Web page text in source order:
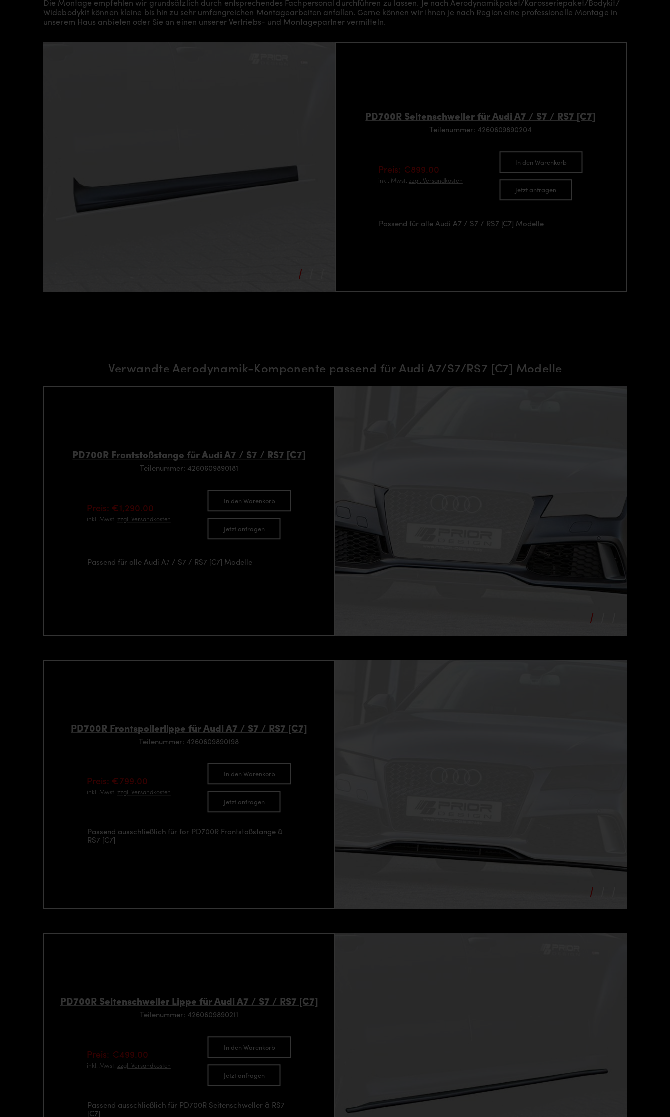
Die Montage empfehlen wir grundsätzlich durch entsprechendes Fachpersonal durchführen zu lassen. Je nach Aerodynamikpaket/Karosseriepaket/Bodykit/
Widebodykit können kleine bis hin zu sehr umfangreichen Montagearbeiten anfallen. Gerne können wir Ihnen je nach Region eine professionelle Montage in
unserem Haus anbieten oder Sie an einen unserer Vertriebs- und Montagepartner vermitteln.
PD700R Seitenschweller für Audi A7 / S7 / RS7 [C7]
Teilenummer: 4260609890204
Preis: €899.00
inkl. Mwst. zzgl. Versandkosten
In den Warenkorb
Jetzt anfragen
Passend für alle Audi A7 / S7 / RS7 [C7] Modelle
Verwandte Aerodynamik-Komponente passend für Audi A7/S7/RS7 [C7] Modelle
PD700R Frontstoßstange für Audi A7 / S7 / RS7 [C7]
Teilenummer: 4260609890181
Preis: €1,290.00
inkl. Mwst. zzgl. Versandkosten
In den Warenkorb
Jetzt anfragen
Passend für alle Audi A7 / S7 / RS7 [C7] Modelle
PD700R Frontspoilerlippe für Audi A7 / S7 / RS7 [C7]
Teilenummer: 4260609890198
Preis: €799.00
inkl. Mwst. zzgl. Versandkosten
In den Warenkorb
Jetzt anfragen
Passend ausschließlich für for PD700R Frontstoßstange &
RS7 [C7]
PD700R Seitenschweller Lippe für Audi A7 / S7 / RS7 [C7]
Teilenummer: 4260609890211
Preis: €499.00
inkl. Mwst. zzgl. Versandkosten
In den Warenkorb
Jetzt anfragen
Passend ausschließlich für PD700R Seitenschweller & RS7
[C7]